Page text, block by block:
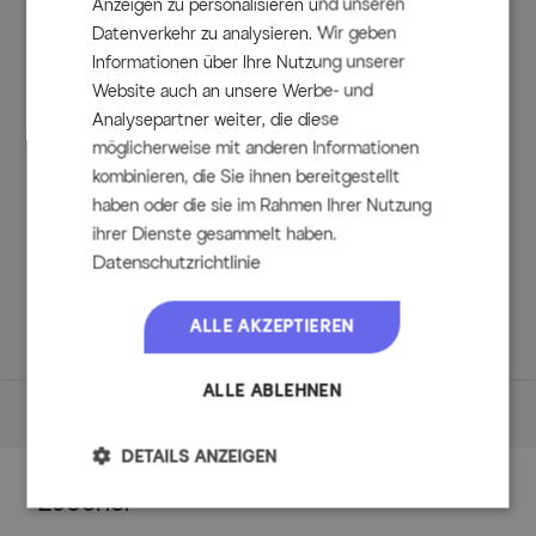
Textil Material:75% Polyvinylchlorid, 25% Polyester
Lieferumfang:
1x OUTFLEXX Gartentisch, recyceltes Teak, ca. 200 x 100
6x OUTFLEXX Klappstühle schwarz, Edelstahl/Textilene,
ca. 68 x 61 x 103 cm
Maße (L/B/H)
Tisch:
Zubehör
Anzeigen zu personalisieren und unseren
Datenverkehr zu analysieren. Wir geben
Informationen über Ihre Nutzung unserer
Website auch an unsere Werbe- und
Analysepartner weiter, die diese
möglicherweise mit anderen Informationen
kombinieren, die Sie ihnen bereitgestellt
haben oder die sie im Rahmen Ihrer Nutzung
ihrer Dienste gesammelt haben.
Datenschutzrichtlinie
ALLE AKZEPTIEREN
ALLE ABLEHNEN
DETAILS ANZEIGEN